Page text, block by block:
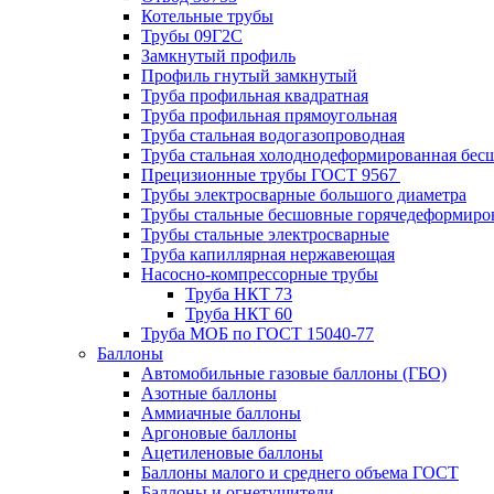
Котельные трубы
Трубы 09Г2С
Замкнутый профиль
Профиль гнутый замкнутый
Труба профильная квадратная
Труба профильная прямоугольная
Труба стальная водогазопроводная
Труба стальная холоднодеформированная
Прецизионные трубы ГОСТ 9567
Трубы электросварные большого диаметра
Трубы стальные бесшовные
Трубы стальные электросварные
Труба капиллярная нержавеющая
Насосно-компрессорные трубы
Труба НКТ 73
Труба НКТ 60
Труба МОБ по ГОСТ 15040-77
Баллоны
Автомобильные газовые баллоны (ГБО)
Азотные баллоны
Аммиачные баллоны
Аргоновые баллоны
Ацетиленовые баллоны
Баллоны малого и среднего объема ГОСТ